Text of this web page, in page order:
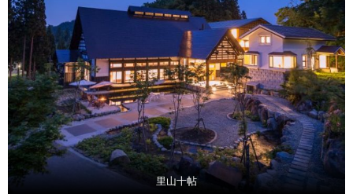
里山十帖